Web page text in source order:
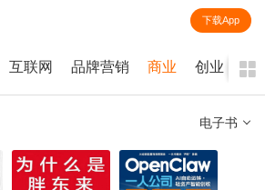
下载App
互联网 品牌营销 商业 创业
电子书
全部